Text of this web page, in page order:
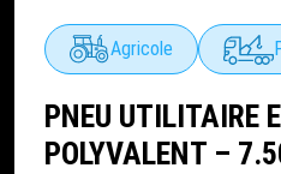
Agricole
PNEU UTILITAIRE
POLYVALENT –